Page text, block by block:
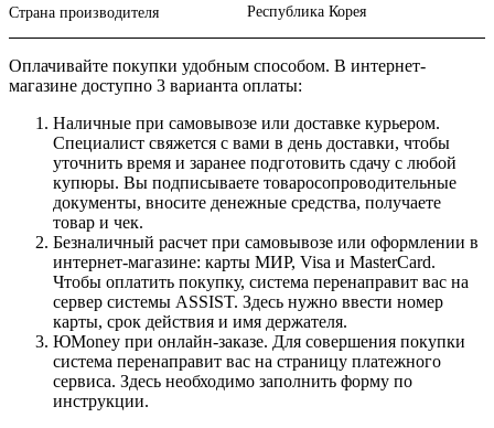
Страна производителя Республика Корея
Оплачивайте покупки удобным способом. В интернет-
магазине доступно 3 варианта оплаты:
Наличные при самовывозе или доставке курьером.
Специалист свяжется с вами в день доставки, чтобы
уточнить время и заранее подготовить сдачу с любой
купюры. Вы подписываете товаросопроводительные
документы, вносите денежные средства, получаете
товар и чек.
Безналичный расчет при самовывозе или оформлении в
интернет-магазине: карты МИР, Visa и MasterCard.
Чтобы оплатить покупку, система перенаправит вас на
сервер системы ASSIST. Здесь нужно ввести номер
карты, срок действия и имя держателя.
ЮMoney при онлайн-заказе. Для совершения покупки
система перенаправит вас на страницу платежного
сервиса. Здесь необходимо заполнить форму по
инструкции.